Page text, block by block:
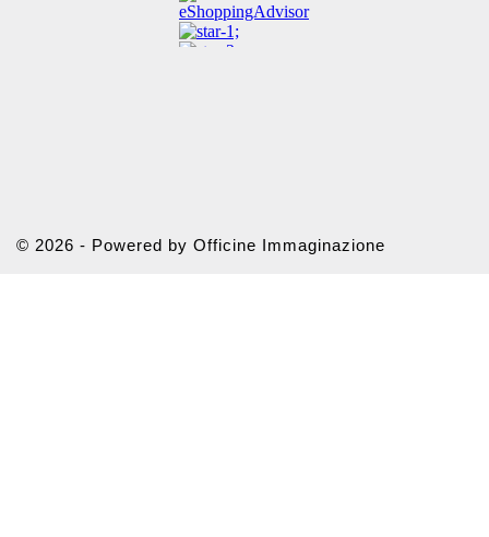
© 2026 - Powered by Officine Immaginazione